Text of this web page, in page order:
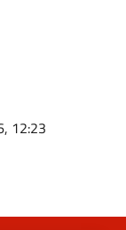
12:23